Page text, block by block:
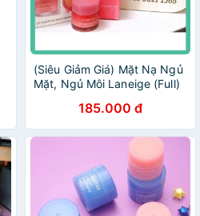
(Siêu Giảm Giá) Mặt Nạ Ngủ
Mặt, Ngủ Môi Laneige (Full)
185.000 đ